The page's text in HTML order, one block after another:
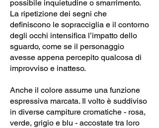
possibile inquietudine o smarrimento.
La ripetizione dei segni che
definiscono le sopracciglia e il contorno
degli occhi intensifica l’impatto dello
sguardo, come se il personaggio
avesse appena percepito qualcosa di
improvviso e inatteso.
Anche il colore assume una funzione
espressiva marcata. Il volto è suddiviso
in diverse campiture cromatiche - rosa,
verde, grigio e blu - accostate tra loro